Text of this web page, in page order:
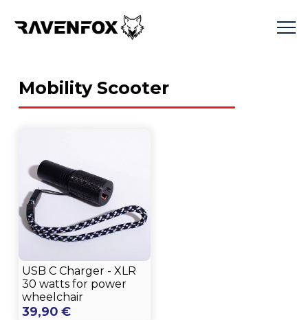
Mobility Scooter
USB C Charger - XLR
30 watts for power
wheelchair
39,90 €